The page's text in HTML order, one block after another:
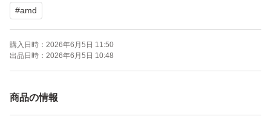
RX9070XT CL 16G ［AMD Radeon RX 9070 XT Challeng
er 16GB］
#amd
購入日時： 2026年6月5日 11:50
出品日時： 2026年6月5日 10:48
商品の情報